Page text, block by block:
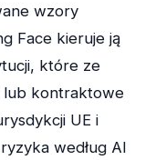
wzory
Face kieruje ją
które ze
lub kontraktowe
UE i
według AI